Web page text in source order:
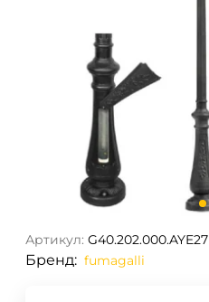
Артикул: G40.202.000.AYE27
Бренд: fumagalli